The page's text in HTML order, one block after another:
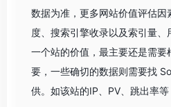
数据为准，更多网站价值评估
度、搜索引擎收录以及索引量
一个站的价值，最主要还是需
要，一些确切的数据则需要找
供。如该站的IP、PV、跳出率等